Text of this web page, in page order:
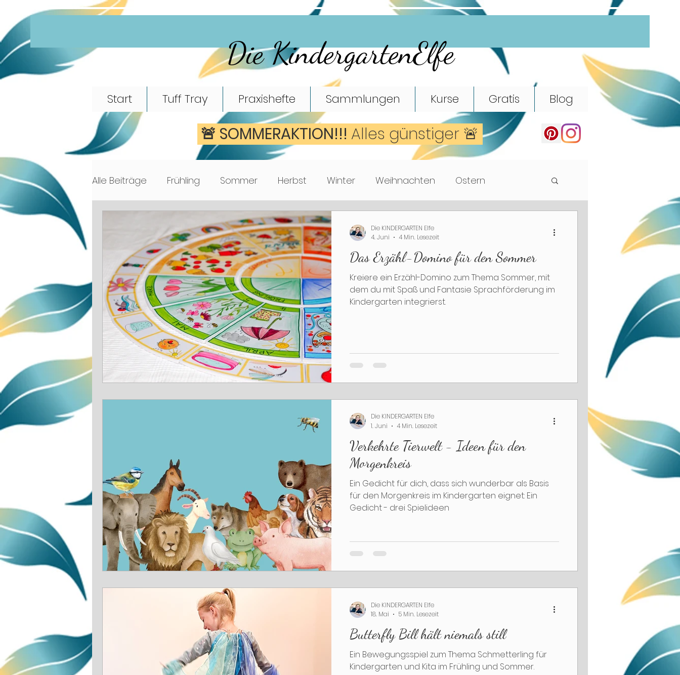
Die KindergartenElfe
Start Tuff Tray Praxishefte Sammlungen Kurse Gratis Blog
🚨 SOMMERAKTION!!! Alles günstiger 🚨
Alle Beiträge Frühling Sommer Herbst Winter Weihnachten Ostern
Märchen Mathematik Turnen
Lernspiel Kreativ Advent Weihnachten Jahreswechsel Tuff Tray
Das Erzähl-Domino für den Sommer
Kreiere ein Erzähl-Domino zum Thema Sommer, mit
dem du mit Spaß und Fantasie Sprachförderung im
Kindergarten integrierst.
Die KINDERGARTEN Elfe
4. Juni
4 Min. Lesezeit
Verkehrte Tierwelt - Ideen für den
Morgenkreis
Ein Gedicht für dich, dass sich wunderbar als Basis
für den Morgenkreis im Kindergarten eignet: Ein
Gedicht - drei Spielideen
Die KINDERGARTEN Elfe
1. Juni
4 Min. Lesezeit
Butterfly Bill hält niemals still
Ein Bewegungsspiel zum Thema Schmetterling für
Kindergarten und Kita im Frühling und Sommer.
Die KINDERGARTEN Elfe
18. Mai
5 Min. Lesezeit